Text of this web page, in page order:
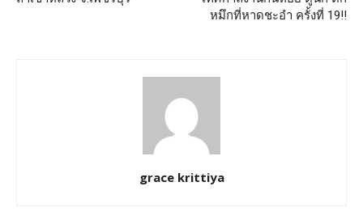
หมึกที่หาดชะอำ ครั้งที่ 19!!
grace krittiya